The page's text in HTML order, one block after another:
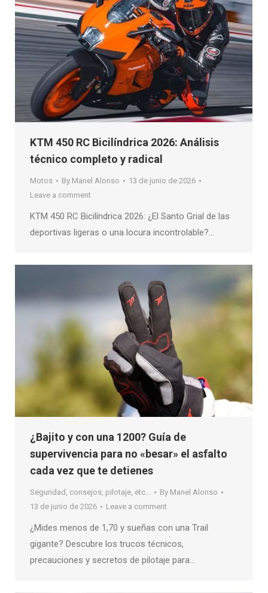
KTM 450 RC Bicilíndrica 2026: Análisis
técnico completo y radical
Motos By Manel Alonso
13 de junio de 2026
Leave a comment
KTM 450 RC Bicilíndrica 2026: ¿El Santo Grial de las
deportivas ligeras o una locura incontrolable?…
¿Bajito y con una 1200? Guía de
supervivencia para no «besar» el asfalto
cada vez que te detienes
Seguridad, consejos, pilotaje, etc... By Manel Alonso
13 de junio de 2026
Leave a comment
¿Mides menos de 1,70 y sueñas con una Trail
gigante? Descubre los trucos técnicos,
precauciones y secretos de pilotaje para…